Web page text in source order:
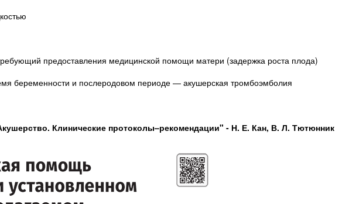
предоставления медицинской помощи матери (задержка роста плода)
беременности и послеродовом периоде — акушерская тромбоэмболия
Клинические протоколы–рекомендации" - Н. Е. Кан, В. Л. Тютюнник